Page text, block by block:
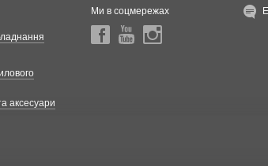
аксесуари
Ми в соцмережах